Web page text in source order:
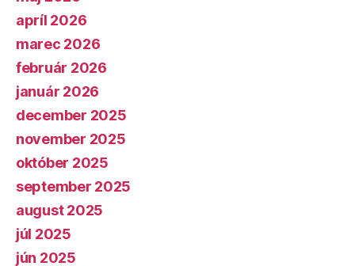
apríl 2026
marec 2026
február 2026
január 2026
december 2025
november 2025
október 2025
september 2025
august 2025
júl 2025
jún 2025